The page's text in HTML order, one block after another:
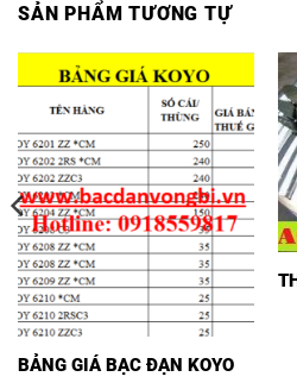
SẢN PHẨM TƯƠNG TỰ
BẢNG GIÁ BẠC ĐẠN KOYO